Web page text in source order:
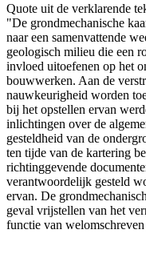
Quote uit de verklarende
"De grondmechanische
naar een samenvattende
geologisch milieu die een
invloed uitoefenen op het
bouwwerken. Aan de
nauwkeurigheid worden
bij het opstellen ervan
inlichtingen over de
gesteldheid van de
ten tijde van de kartering
richtinggevende
verantwoordelijk gesteld
ervan. De
geval vrijstellen van het
functie van